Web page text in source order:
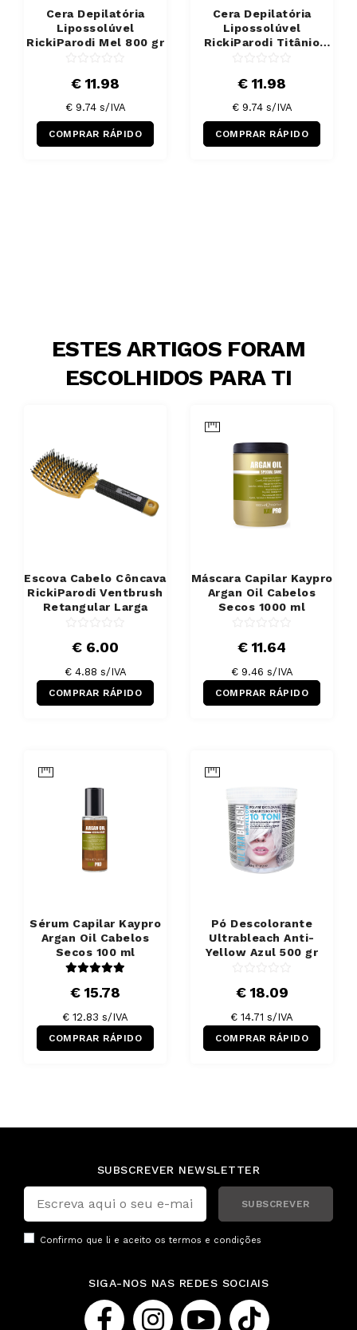
Cera Depilatória
Lipossolúvel
RickiParodi Mel 800 gr
€ 11.98
€ 9.74 s/IVA
COMPRAR RÁPIDO
Cera Depilatória
Lipossolúvel
RickiParodi Titânio
€ 11.98
€ 9.74 s/IVA
COMPRAR RÁPIDO
ESTES ARTIGOS FORAM
ESCOLHIDOS PARA TI
Escova Cabelo Côncava
RickiParodi Ventbrush
Retangular Larga
€ 6.00
€ 4.88 s/IVA
COMPRAR RÁPIDO
Máscara Capilar Kaypro
Argan Oil Cabelos
Secos 1000 ml
€ 11.64
€ 9.46 s/IVA
COMPRAR RÁPIDO
Sérum Capilar Kaypro
Argan Oil Cabelos
Secos 100 ml
€ 15.78
€ 12.83 s/IVA
COMPRAR RÁPIDO
Pó Descolorante
Ultrableach Anti-
Yellow Azul 500 gr
€ 18.09
€ 14.71 s/IVA
COMPRAR RÁPIDO
SUBSCREVER NEWSLETTER
SUBSCREVER
Confirmo que li e aceito os termos e condições
SIGA-NOS NAS REDES SOCIAIS